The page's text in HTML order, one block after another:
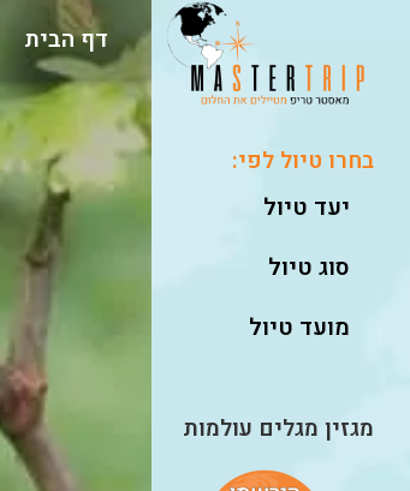
דף הבית
בחרו טיול לפי:
יעד טיול
סוג טיול
מועד טיול
מגזין מגלים עולמות